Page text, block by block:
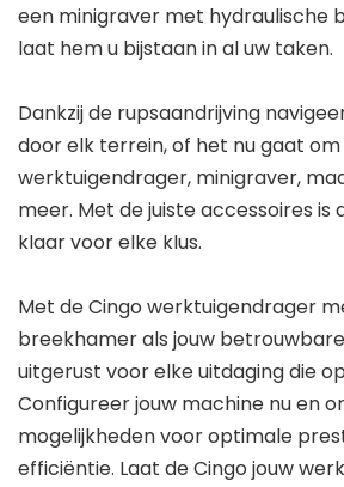
een minigraver met hydraulische
laat hem u bijstaan in al uw taken.
Dankzij de rupsaandrijving
door elk terrein, of het nu gaat
werktuigendrager, minigraver,
meer. Met de juiste accessoires is
klaar voor elke klus.
Met de Cingo werktuigendrager
breekhamer als jouw
uitgerust voor elke uitdaging die
Configureer jouw machine nu en
mogelijkheden voor optimale
efficiëntie. Laat de Cingo jouw